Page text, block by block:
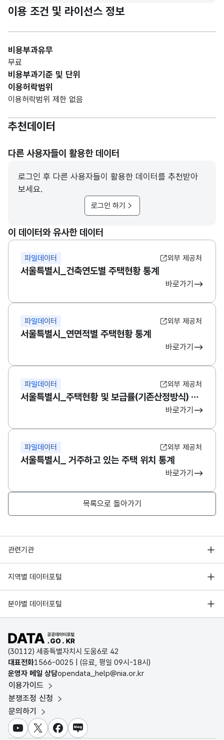
이용 조건 및 라이선스 정보
비용부과유무
무료
비용부과기준 및 단위
이용허락범위
이용허락범위 제한 없음
추천데이터
다른 사용자들이 활용한 데이터
로그인 후 다른 사용자들이 활용한 데이터를 추천받아
보세요.
로그인 하기
이 데이터와 유사한 데이터
파일데이터 외부 제공처
서울특별시_건축연도별 주택현황 통계
바로가기
파일데이터 외부 제공처
서울특별시_연면적별 주택현황 통계
바로가기
파일데이터 외부 제공처
서울특별시_주택현황 및 보급률(기존산정방식) 통계
바로가기
파일데이터 외부 제공처
서울특별시_ 거주하고 있는 주택 위치 통계
바로가기
목록으로 돌아가기
관련기관
행정안전부
한국지능정보사회진흥원
국가정보자원관리원
지역별 데이터포털
서울 열린데이터광장
경기데이터드림
D-데이터허브
인천데이터포털
울산광역시 데이터포털
전남광주통합특별시 빅데이터 플랫폼
대전광역시 데이터포털
세종특별자치시 데이터포털
분야별 데이터포털
기상자료개방포털
국토교통부 공간정보오픈플랫폼
환경부 환경데이터포털
문화데이터광장
농림축산식품 공공데이터포털
보건의료빅데이터개방시스템
식품의약품안전처 데이터포털
교육통계서비스
공공데이터포털 바로가기
(30112) 세종특별자치시 도움6로 42
대표전화1566-0025 | (유료, 평일 09시-18시)
운영자 메일 상담opendata_help@nia.or.kr
이용가이드
분쟁조정 신청
문의하기
유튜브X 페이스북
블로그